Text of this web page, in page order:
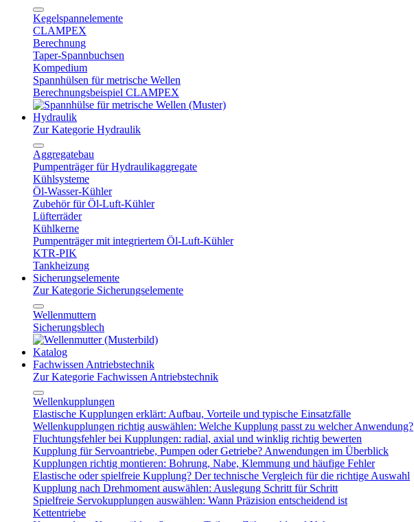
Kegelspannelemente
CLAMPEX
Berechnung
Taper-Spannbuchsen
Kompedium
Spannhülsen für metrische Wellen
Berechnungsbeispiel CLAMPEX
Hydraulik
Zur Kategorie Hydraulik
Aggregatebau
Pumpenträger für Hydraulikaggregate
Kühlsysteme
Öl-Wasser-Kühler
Zubehör für Öl-Luft-Kühler
Lüfterräder
Kühlkerne
Pumpenträger mit integriertem Öl-Luft-Kühler
KTR-PIK
Tankheizung
Sicherungselemente
Zur Kategorie Sicherungselemente
Wellenmuttern
Sicherungsblech
Katalog
Fachwissen Antriebstechnik
Zur Kategorie Fachwissen Antriebstechnik
Wellenkupplungen
Elastische Kupplungen erklärt: Aufbau, Vorteile und typische Einsatzfälle
Wellenkupplungen richtig auswählen: Welche Kupplung passt zu welcher Anwendung?
Fluchtungsfehler bei Kupplungen: radial, axial und winklig richtig bewerten
Kupplung für Servoantriebe, Pumpen oder Getriebe? Anwendungen im Überblick
Kupplungen richtig montieren: Bohrung, Nabe, Klemmung und häufige Fehler
Elastische oder spielfreie Kupplung? Der technische Vergleich für die richtige Auswahl
Kupplung nach Drehmoment auswählen: Auslegung Schritt für Schritt
Spielfreie Servokupplungen auswählen: Wann Präzision entscheidend ist
Kettentriebe